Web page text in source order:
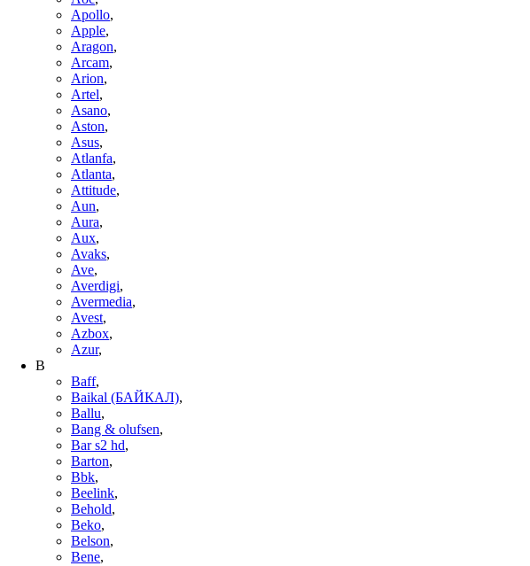
Apollo,
Apple,
Aragon,
Arcam,
Arion,
Artel,
Asano,
Aston,
Asus,
Atlanfa,
Atlanta,
Attitude,
Aun,
Aura,
Aux,
Avaks,
Ave,
Averdigi,
Avermedia,
Avest,
Azbox,
Azur,
B
Baff,
Baikal (БАЙКАЛ),
Ballu,
Bang & olufsen,
Bar s2 hd,
Barton,
Bbk,
Beelink,
Behold,
Beko,
Belson,
Bene,